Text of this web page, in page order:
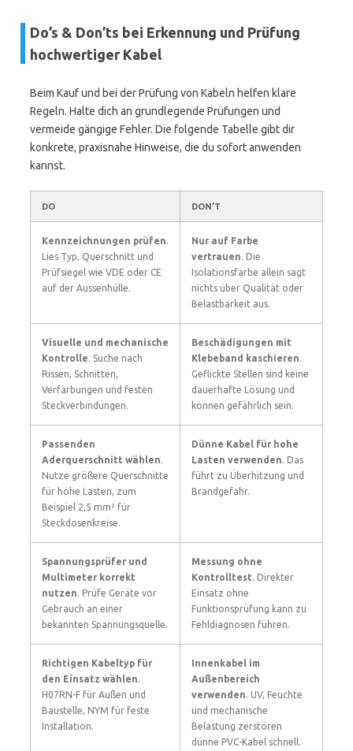
Do’s & Don’ts bei Erkennung und Prüfung
hochwertiger Kabel
Beim Kauf und bei der Prüfung von Kabeln helfen klare
Regeln. Halte dich an grundlegende Prüfungen und
vermeide gängige Fehler. Die folgende Tabelle gibt dir
konkrete, praxisnahe Hinweise, die du sofort anwenden
kannst.
DO DON’T
Kennzeichnungen prüfen.
Lies Typ, Querschnitt und
Prüfsiegel wie VDE oder CE
auf der Aussenhülle.
Nur auf Farbe
vertrauen. Die
Isolationsfarbe allein sagt
nichts über Qualität oder
Belastbarkeit aus.
Visuelle und mechanische
Kontrolle. Suche nach
Rissen, Schnitten,
Verfärbungen und festen
Steckverbindungen.
Beschädigungen mit
Klebeband kaschieren.
Geflickte Stellen sind keine
dauerhafte Lösung und
können gefährlich sein.
Passenden
Aderquerschnitt wählen.
Nutze größere Querschnitte
für hohe Lasten, zum
Beispiel 2,5 mm² für
Steckdosenkreise.
Dünne Kabel für hohe
Lasten verwenden. Das
führt zu Überhitzung und
Brandgefahr.
Spannungsprüfer und
Multimeter korrekt
nutzen. Prüfe Geräte vor
Gebrauch an einer
bekannten Spannungsquelle.
Messung ohne
Kontrolltest. Direkter
Einsatz ohne
Funktionsprüfung kann zu
Fehldiagnosen führen.
Richtigen Kabeltyp für
den Einsatz wählen.
H07RN-F für Außen und
Baustelle, NYM für feste
Installation.
Innenkabel im
Außenbereich
verwenden. UV, Feuchte
und mechanische
Belastung zerstören
dünne PVC-Kabel schnell.